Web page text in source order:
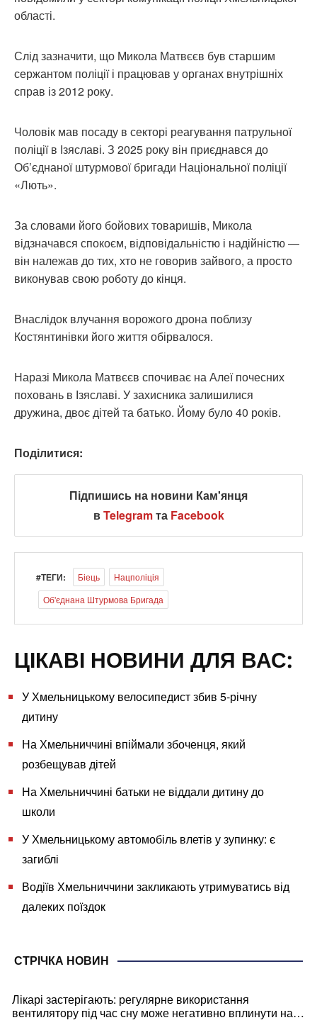
області.
Слід зазначити, що Микола Матвєєв був старшим
сержантом поліції і працював у органах внутрішніх
справ із 2012 року.
Чоловік мав посаду в секторі реагування патрульної
поліції в Ізяславі. З 2025 року він приєднався до
Об’єднаної штурмової бригади Національної поліції
«Лють».
За словами його бойових товаришів, Микола
відзначався спокоєм, відповідальністю і надійністю —
він належав до тих, хто не говорив зайвого, а просто
виконував свою роботу до кінця.
Внаслідок влучання ворожого дрона поблизу
Костянтинівки його життя обірвалося.
Наразі Микола Матвєєв спочиває на Алеї почесних
поховань в Ізяславі. У захисника залишилися
дружина, двоє дітей та батько. Йому було 40 років.
Поділитися:
Підпишись на новини Кам'янця
вTelegramта Facebook
#ТЕГИ: Біець
Нацполіція
Об'єднана Штурмова Бригада
ЦІКАВІ НОВИНИ ДЛЯ ВАС:
У Хмельницькому велосипедист збив 5-річну
дитину
На Хмельниччині впіймали збоченця, який
розбещував дітей
На Хмельниччині батьки не віддали дитину до
школи
У Хмельницькому автомобіль влетів у зупинку: є
загиблі
Водіїв Хмельниччини закликають утримуватись від
далеких поїздок
СТРІЧКА НОВИН
Лікарі застерігають: регулярне використання
вентилятору під час сну може негативно вплинути на